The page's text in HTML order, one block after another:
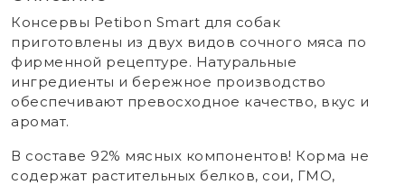
Консервы Petibon Smart для собак
приготовлены из двух видов сочного мяса по
фирменной рецептуре. Натуральные
ингредиенты и бережное производство
обеспечивают превосходное качество, вкус и
аромат.
В составе 92% мясных компонентов! Корма не
содержат растительных белков, сои, ГМО,